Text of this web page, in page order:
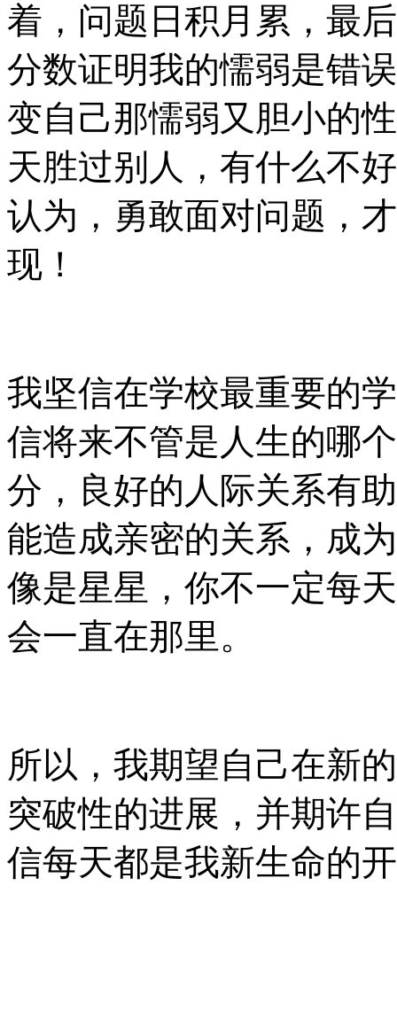
着，问题日积月累，最
分数证明我的懦弱是错
变自己那懦弱又胆小的
天胜过别人，有什么不
认为，勇敢面对问题，
现！
我坚信在学校最重要的
信将来不管是人生的哪
分，良好的人际关系有
能造成亲密的关系，成
像是星星，你不一定每
会一直在那里。
所以，我期望自己在新
突破性的进展，并期许
信每天都是我新生命的